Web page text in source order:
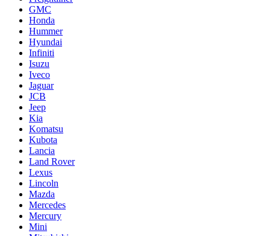
GMC
Honda
Hummer
Hyundai
Infiniti
Isuzu
Iveco
Jaguar
JCB
Jeep
Kia
Komatsu
Kubota
Lancia
Land Rover
Lexus
Lincoln
Mazda
Mercedes
Mercury
Mini